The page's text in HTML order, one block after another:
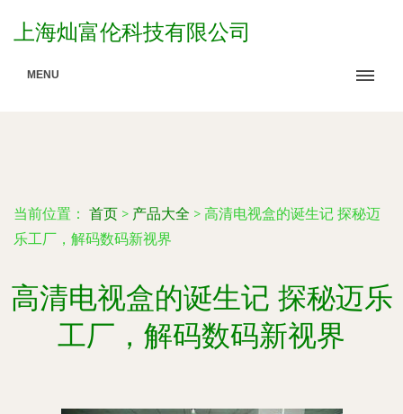
上海灿富伦科技有限公司
MENU
当前位置： 首页 > 产品大全 > 高清电视盒的诞生记 探秘迈
乐工厂，解码数码新视界
高清电视盒的诞生记 探秘迈乐
工厂，解码数码新视界